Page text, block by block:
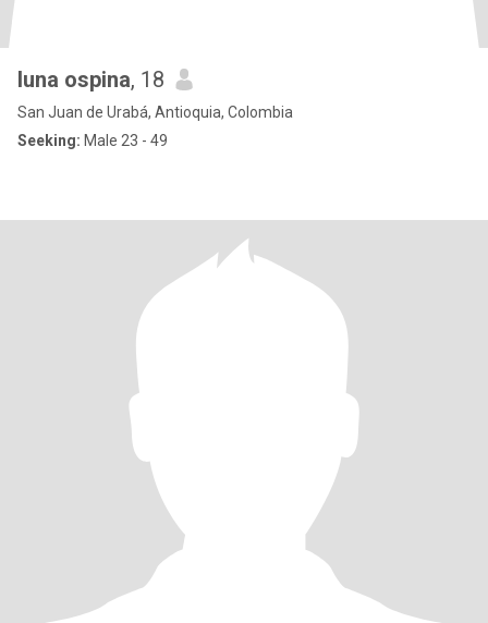
luna ospina, 18
San Juan de Urabá, Antioquia, Colombia
Seeking: Male 23 - 49